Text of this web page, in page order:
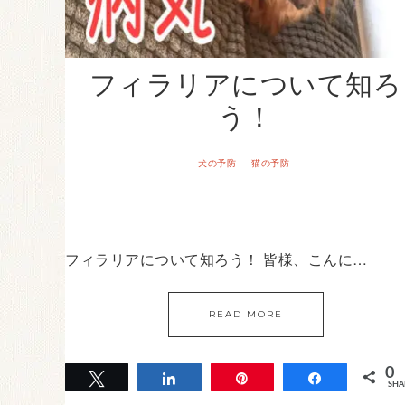
フィラリアについて知ろ
う！
犬の予防 · 猫の予防
フィラリアについて知ろう！ 皆様、こんに…
READ MORE
Share 0